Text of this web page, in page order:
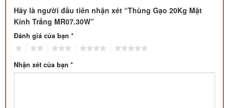
Hãy là người đầu tiên nhận xét “Thùng Gạo 20Kg Mặt
Kính Trắng MR07.30W”
Đánh giá của bạn *
Nhận xét của bạn *